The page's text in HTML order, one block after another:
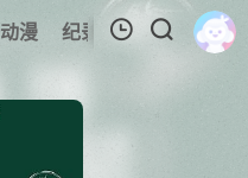
动漫 纪录片 视频短片